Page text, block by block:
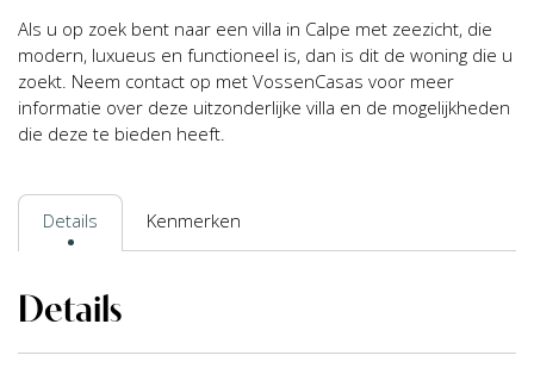
Als u op zoek bent naar een villa in Calpe met zeezicht, die
modern, luxueus en functioneel is, dan is dit de woning die u
zoekt. Neem contact op met VossenCasas voor meer
informatie over deze uitzonderlijke villa en de mogelijkheden
die deze te bieden heeft.
Details Kenmerken
Details